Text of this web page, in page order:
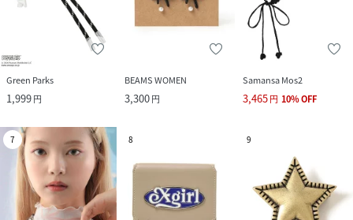
Green Parks
1,999円
BEAMS WOMEN
3,300円
Samansa Mos2
3,465円 10%OFF
7 8 9